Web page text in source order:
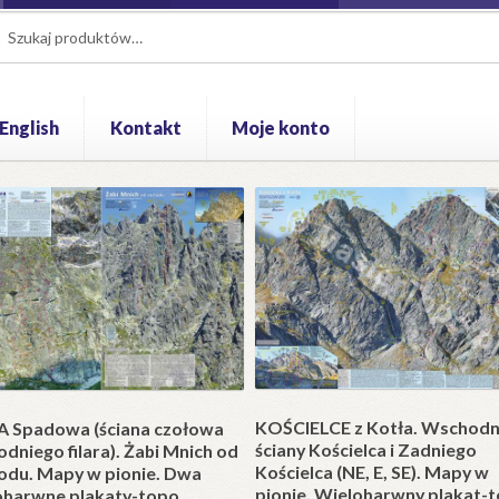
Kontakt Moje konto
Polityka prywatnościPomocRegulaminZamówienie
Spadowa (ściana czołowa
filara). Żabi Mnich od
Mapy w pionie. Dwa
KOŚCIELCE z Kotła.
ściany Kościelca i Zadniego
Kościelca (NE, E, SE). Mapy w
pionie. Wielobarwny plakat-